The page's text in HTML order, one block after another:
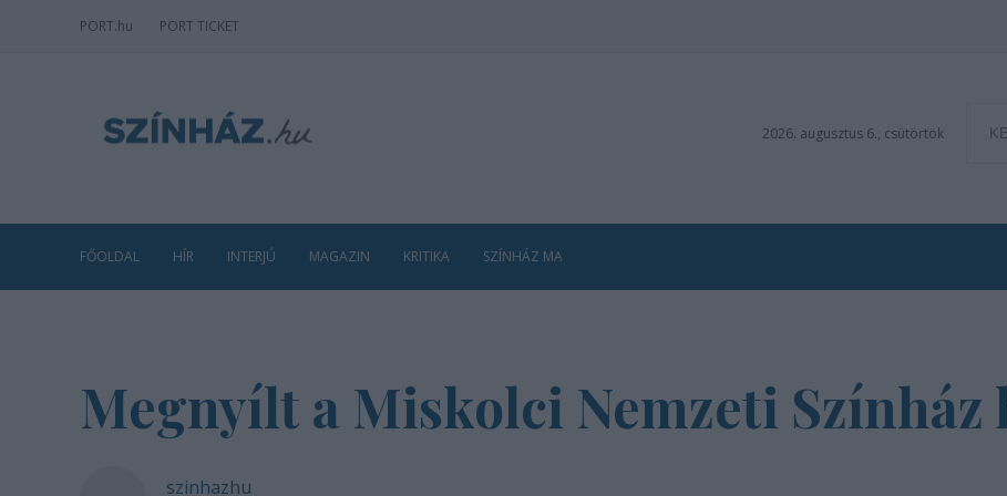
PORT.hu PORT TICKET
2026. augusztus 6., csütörtök
FŐOLDAL HÍR INTERJÚ MAGAZIN KRITIKA SZÍNHÁZ MA
Megnyílt a Miskolci Nemzeti Színház
szinhazhu